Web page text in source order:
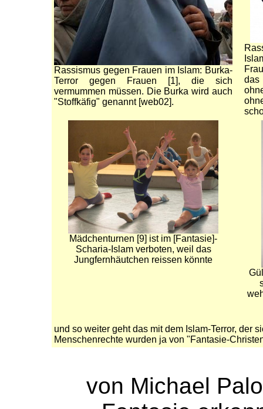
Rassismus gegen Frauen im Islam: Burka-
Terror gegen Frauen [1], die sich
vermummen müssen. Die Burka wird auch
"Stoffkäfig" genannt [web02].
das
Mädchenturnen [9] ist im [Fantasie]-
Scharia-Islam verboten, weil das
Jungfernhäutchen reissen könnte
und so weiter geht das mit dem Islam-Terror, der
Menschenrechte wurden ja von "Fantasie-
von Michael